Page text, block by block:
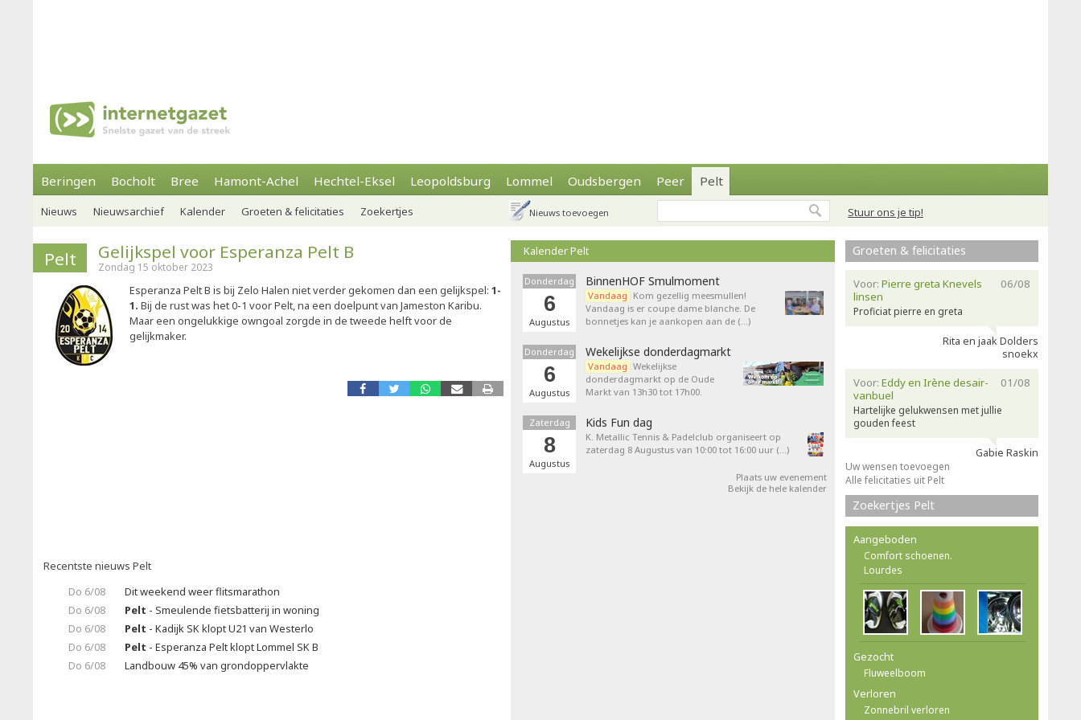
Beringen Bocholt Bree Hamont-Achel Hechtel-Eksel Leopoldsburg Lommel Oudsbergen Peer Pelt
Stuur ons je tip!
Nieuws Nieuwsarchief Kalender Groeten & felicitaties Zoekertjes Nieuws toevoegen
Pelt Gelijkspel voor Esperanza Pelt B
Zondag 15 oktober 2023
Esperanza Pelt B is bij Zelo Halen niet verder gekomen dan een gelijkspel: 1-
1. Bij de rust was het 0-1 voor Pelt, na een doelpunt van Jameston Karibu.
Maar een ongelukkige owngoal zorgde in de tweede helft voor de
gelijkmaker.
Recentste nieuws Pelt
Do 6/08
Dit weekend weer flitsmarathon
Do 6/08
Pelt - Smeulende fietsbatterij in woning
Do 6/08
Pelt - Kadijk SK klopt U21 van Westerlo
Do 6/08
Pelt - Esperanza Pelt klopt Lommel SK B
Do 6/08
Landbouw 45% van grondoppervlakte
Kalender Pelt
Donderdag
6
Augustus
BinnenHOF Smulmoment
Vandaag Kom gezellig meesmullen!
Vandaag is er coupe dame blanche. De
bonnetjes kan je aankopen aan de (…)
Donderdag
6
Augustus
Wekelijkse donderdagmarkt
Vandaag Wekelijkse
donderdagmarkt op de Oude
Markt van 13h30 tot 17h00.
Zaterdag
8
Augustus
Kids Fun dag
K. Metallic Tennis & Padelclub organiseert op
zaterdag 8 Augustus van 10:00 tot 16:00 uur (…)
Plaats uw evenement
Bekijk de hele kalender
Groeten & felicitaties
06/08
Voor: Pierre greta Knevels
linsen
Proficiat pierre en greta
Rita en jaak Dolders
snoekx
01/08
Voor: Eddy en Irène desair-
vanbuel
Hartelijke gelukwensen met jullie
gouden feest
Gabie Raskin
Uw wensen toevoegen
Alle felicitaties uit Pelt
Zoekertjes Pelt
Aangeboden
Comfort schoenen.
Lourdes
Gezocht
Fluweelboom
Verloren
Zonnebril verloren